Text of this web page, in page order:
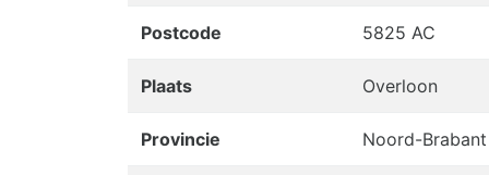
Postcode 5825 AC
Plaats Overloon
Provincie Noord-Brabant